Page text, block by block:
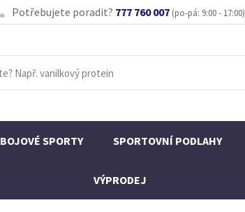
Potřebujete poradit? 777 760 007 (po-pá: 9:00 - 17:00)
BOJOVÉ SPORTY SPORTOVNÍ PODLAHY
VÝPRODEJ